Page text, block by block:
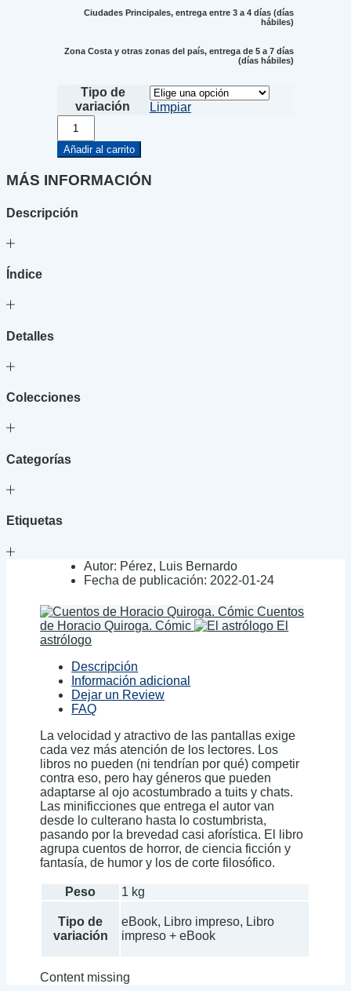
Ciudades Principales, entrega entre 3 a 4 días (días
hábiles)
Zona Costa y otras zonas del país, entrega de 5 a 7 días
(días hábiles)
Tipo de
variación
Limpiar
Cuentos
relámpago
cantidad
Añadir al carrito
MÁS INFORMACIÓN
Descripción
Índice
Detalles
Colecciones
Categorías
Etiquetas
Autor: Pérez, Luis Bernardo
Fecha de publicación: 2022-01-24
Cuentos
de Horacio Quiroga. Cómic
El
astrólogo
Descripción
Información adicional
Dejar un Review
FAQ
La velocidad y atractivo de las pantallas exige
cada vez más atención de los lectores. Los
libros no pueden (ni tendrían por qué) competir
contra eso, pero hay géneros que pueden
adaptarse al ojo acostumbrado a tuits y chats.
Las minificciones que entrega el autor van
desde lo culterano hasta lo costumbrista,
pasando por la brevedad casi aforística. El libro
agrupa cuentos de horror, de ciencia ficción y
fantasía, de humor y los de corte filosófico.
Peso 1 kg
Tipo de
variación
eBook, Libro impreso, Libro
impreso + eBook
Content missing